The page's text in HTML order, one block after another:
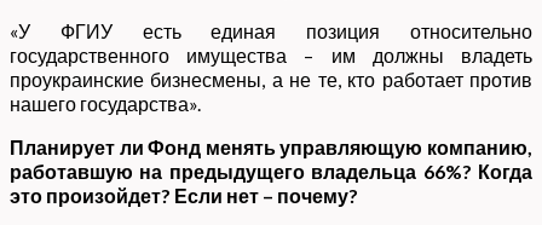
«У ФГИУ есть единая позиция относительно
государственного имущества – им должны владеть
проукраинские бизнесмены, а не те, кто работает против
нашего государства».
Планирует ли Фонд менять управляющую компанию,
работавшую на предыдущего владельца 66%? Когда
это произойдет? Если нет – почему?